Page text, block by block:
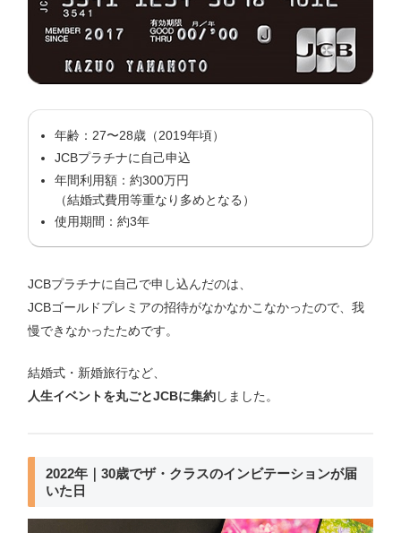
年齢：27〜28歳（2019年頃）
JCBプラチナに自己申込
年間利用額：約300万円
（結婚式費用等重なり多めとなる）
使用期間：約3年
JCBプラチナに自己で申し込んだのは、
JCBゴールドプレミアの招待がなかなかこなかったので、我
慢できなかったためです。
結婚式・新婚旅行など、
人生イベントを丸ごとJCBに集約しました。
2022年｜30歳でザ・クラスのインビテーションが届
いた日